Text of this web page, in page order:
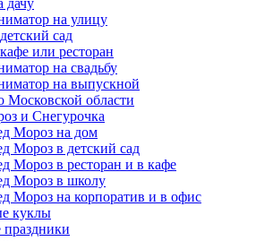
дачу
на улицу
сад
или ресторан
на свадьбу
на выпускной
Московской области
и Снегурочка
Мороз на дом
Мороз в детский сад
Мороз в ресторан и в кафе
Мороз в школу
Мороз на корпоратив и в офис
куклы
праздники